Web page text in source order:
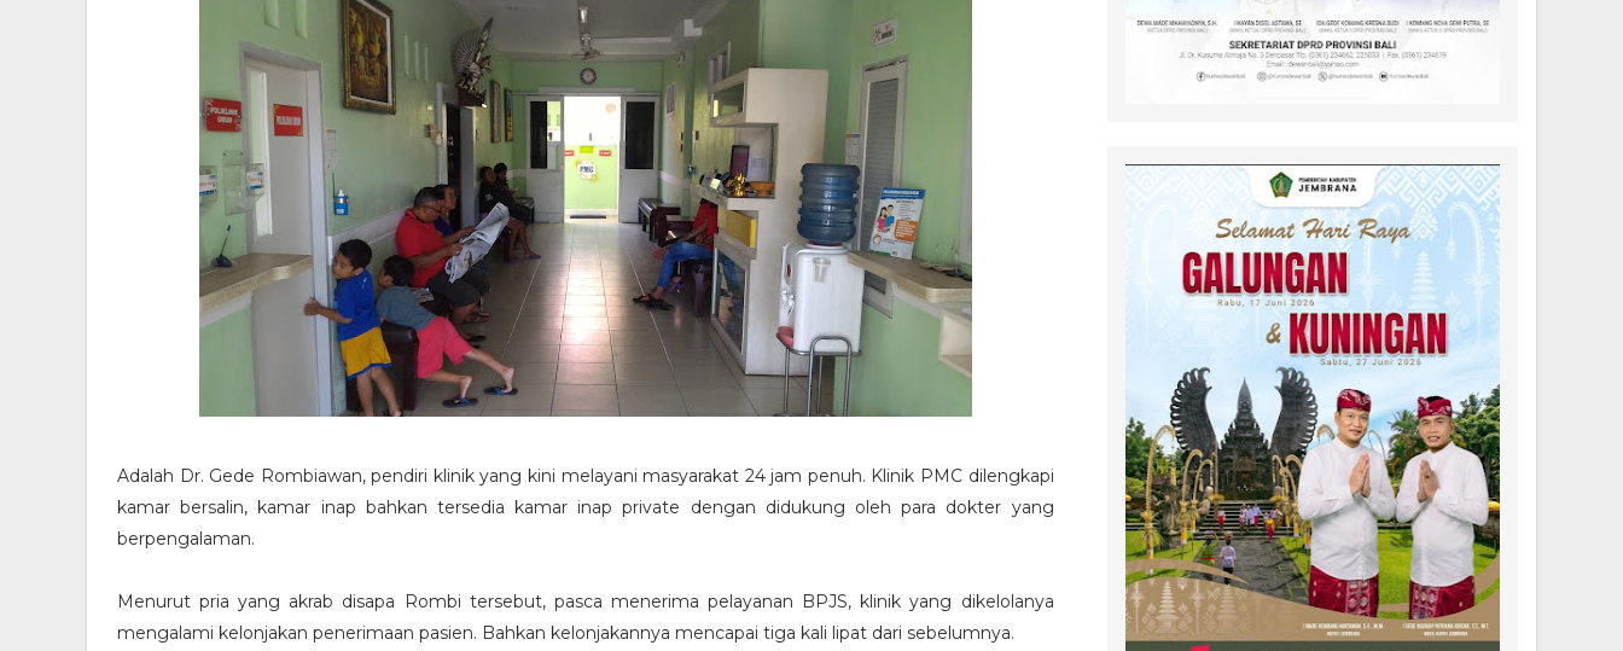
Adalah Dr. Gede Rombiawan, pendiri klinik yang kini melayani masyarakat 24 jam penuh. Klinik PMC dilengkapi
kamar bersalin, kamar inap bahkan tersedia kamar inap private dengan didukung oleh para dokter yang
berpengalaman.
Menurut pria yang akrab disapa Rombi tersebut, pasca menerima pelayanan BPJS, klinik yang dikelolanya
mengalami kelonjakan penerimaan pasien. Bahkan kelonjakannya mencapai tiga kali lipat dari sebelumnya.